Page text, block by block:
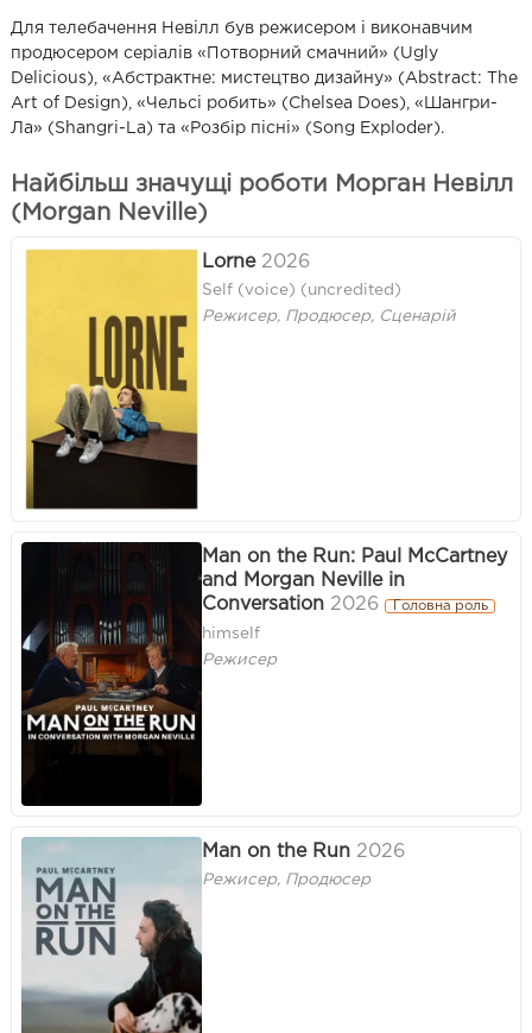
Для телебачення Невілл був режисером і виконавчим
продюсером серіалів «Потворний смачний» (Ugly
Delicious), «Абстрактне: мистецтво дизайну» (Abstract: The
Art of Design), «Чельсі робить» (Chelsea Does), «Шангри-
Ла» (Shangri-La) та «Розбір пісні» (Song Exploder).
Найбільш значущі роботи Морган Невілл
(Morgan Neville)
Lorne 2026
Self (voice) (uncredited)
Режисер, Продюсер, Сценарій
Man on the Run: Paul McCartney
and Morgan Neville in
Conversation 2026 Головна роль
himself
Режисер
Man on the Run 2026
Режисер, Продюсер